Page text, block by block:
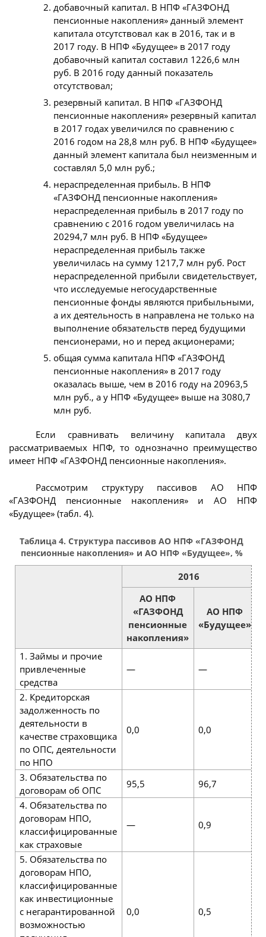
добавочный капитал. В НПФ «ГАЗФОНД
пенсионные накопления» данный элемент
капитала отсутствовал как в 2016, так и в
2017 году. В НПФ «Будущее» в 2017 году
добавочный капитал составил 1226,6 млн
руб. В 2016 году данный показатель
отсутствовал;
резервный капитал. В НПФ «ГАЗФОНД
пенсионные накопления» резервный капитал
в 2017 годах увеличился по сравнению с
2016 годом на 28,8 млн руб. В НПФ «Будущее»
данный элемент капитала был неизменным и
составлял 5,0 млн руб.;
нераспределенная прибыль. В НПФ
«ГАЗФОНД пенсионные накопления»
нераспределенная прибыль в 2017 году по
сравнению с 2016 годом увеличилась на
20294,7 млн руб. В НПФ «Будущее»
нераспределенная прибыль также
увеличилась на сумму 1217,7 млн руб. Рост
нераспределенной прибыли свидетельствует,
что исследуемые негосударственные
пенсионные фонды являются прибыльными,
а их деятельность в направлена не только на
выполнение обязательств перед будущими
пенсионерами, но и перед акционерами;
общая сумма капитала НПФ «ГАЗФОНД
пенсионные накопления» в 2017 году
оказалась выше, чем в 2016 году на 20963,5
млн руб., а у НПФ «Будущее» выше на 3080,7
млн руб.
Если сравнивать величину капитала двух
рассматриваемых НПФ, то однозначно преимущество
имеет НПФ «ГАЗФОНД пенсионные накопления».
Рассмотрим структуру пассивов АО НПФ
«ГАЗФОНД пенсионные накопления» и АО НПФ
«Будущее» (табл. 4).
Таблица 4. Структура пассивов АО НПФ «ГАЗФОНД
пенсионные накопления» и АО НПФ «Будущее», %
2016
АО НПФ
«ГАЗФОНД
пенсионные
накопления»
АО НПФ
«Будущее»
1. Займы и прочие
привлеченные
средства
— —
2. Кредиторская
задолженность по
деятельности в
качестве страховщика
по ОПС, деятельности
по НПО
0,0 0,0
3. Обязательства по
договорам об ОПС
95,5 96,7
4. Обязательства по
договорам НПО,
классифицированные
как страховые
— 0,9
5. Обязательства по
договорам НПО,
классифицированные
как инвестиционные
с негарантированной
возможностью
0,0 0,5